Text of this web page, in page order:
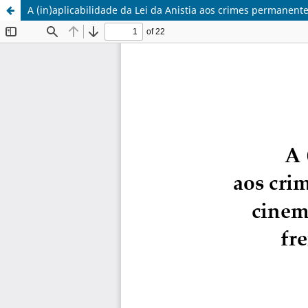
A (in)aplicabilidade da Lei da Anistia aos crimes